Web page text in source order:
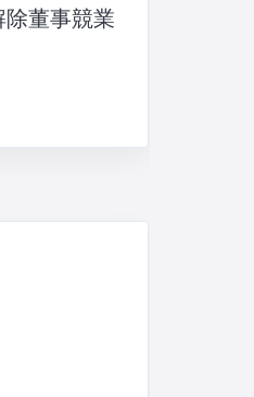
董事競業